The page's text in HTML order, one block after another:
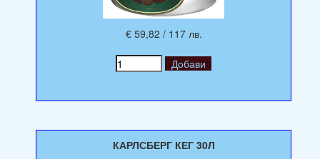
€ 59,82 / 117 лв.
КАРЛСБЕРГ КЕГ 30Л